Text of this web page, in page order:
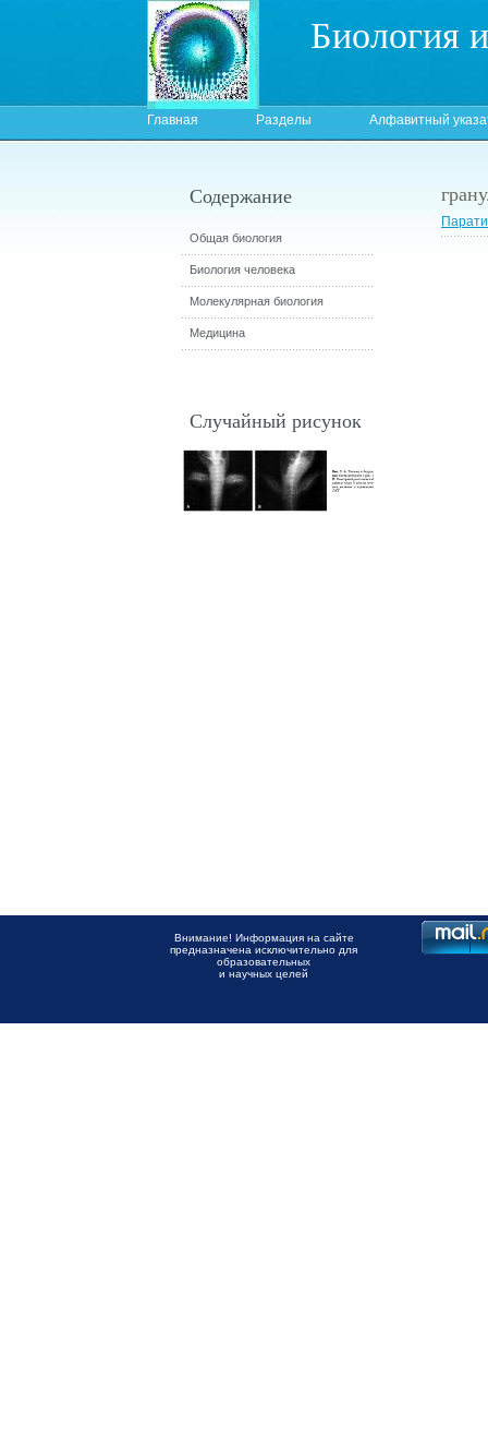
Биология
Главная Разделы Алфавитный
Содержание
Общая биология
Биология человека
Молекулярная биология
Медицина
Случайный рисунок
Внимание! Информация на сайте
предназначена исключительно для
образовательных
и научных целей